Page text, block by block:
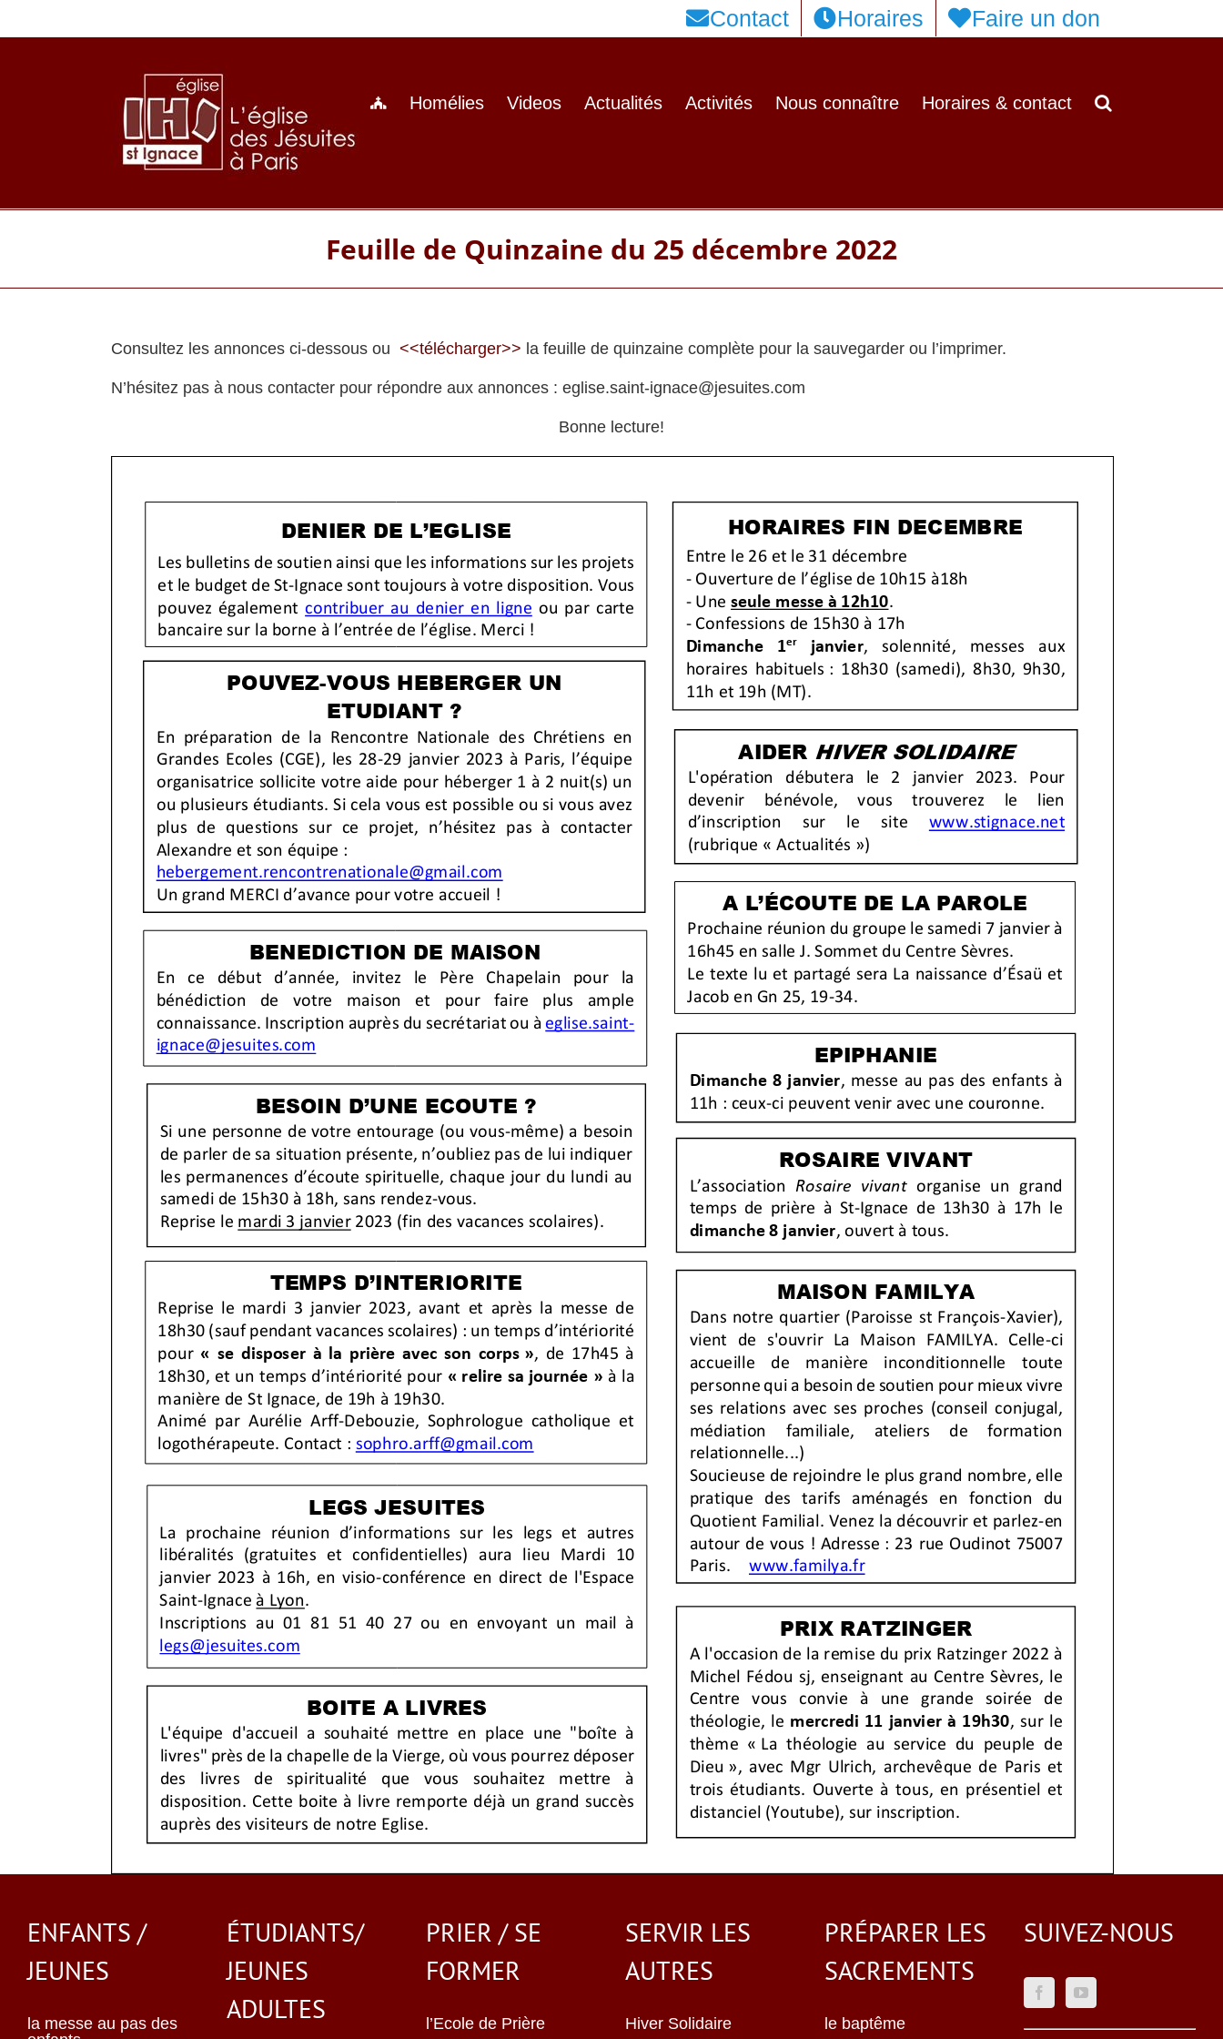
Contact Horaires Faire un don
Homélies Videos Actualités Activités Nous connaître Horaires & contact
Feuille de Quinzaine du 25 décembre 2022
Consultez les annonces ci-dessous ou <<télécharger>> la feuille de quinzaine complète pour la sauvegarder ou l’imprimer.
N’hésitez pas à nous contacter pour répondre aux annonces : eglise.saint-ignace@jesuites.com
Bonne lecture!
ENFANTS /
JEUNES
la messe au pas des
ÉTUDIANTS/
JEUNES
ADULTES
PRIER / SE
FORMER
l’Ecole de Prière
SERVIR LES
AUTRES
Hiver Solidaire
PRÉPARER LES
SACREMENTS
le baptême
SUIVEZ-NOUS